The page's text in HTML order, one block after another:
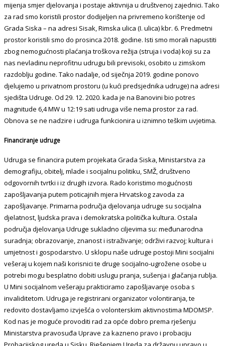
mijenja smjer djelovanja i postaje aktivnija u društvenoj zajednici. Tako
za rad smo koristili prostor dodijeljen na privremeno korištenje od
Grada Siska – na adresi Sisak, Rimska ulica (I. ulica) kbr. 6. Predmetni
prostor koristili smo do prosinca 2018. godine. Isti smo morali napustiti
zbog nemogućnosti plaćanja troškova režija (struja i voda) koji su za
nas nevladinu neprofitnu udrugu bili previsoki, osobito u zimskom
razdoblju godine. Tako nadalje, od siječnja 2019. godine ponovo
djelujemo u privatnom prostoru (u kući predsjednika udruge) na adresi
sjedišta Udruge. Od 29. 12. 2020. kada je na Banovini bio potres
magnitude 6,4 MW u 12:19 sati udruga više nema prostor za rad.
Obnova se ne nadzire i udruga funkcionira u iznimno teškim uvjetima.
Financiranje udruge
Udruga se financira putem projekata Grada Siska, Ministarstva za
demografiju, obitelj, mlade i socijalnu politiku, SMŽ, društveno
odgovornih tvrtki i iz drugih izvora. Rado koristimo mogućnosti
zapošljavanja putem poticajnih mjera Hrvatskog zavoda za
zapošljavanje. Primarna područja djelovanja udruge su socijalna
djelatnost, ljudska prava i demokratska politička kultura. Ostala
područja djelovanja Udruge sukladno ciljevima su: međunarodna
suradnja; obrazovanje, znanost i istraživanje; održivi razvoj; kultura i
umjetnost i gospodarstvo. U sklopu naše udruge postoji Mini socijalni
vešeraj u kojem naši korisnici te druge socijalno-ugrožene osobe u
potrebi mogu besplatno dobiti uslugu pranja, sušenja i glačanja rublja.
U Mini socijalnom vešeraju prakticiramo zapošljavanje osoba s
invaliditetom. Udruga je registrirani organizator volontiranja, te
redovito dostavljamo izvješća o volonterskim aktivnostima MDOMSP.
Kod nas je moguće provoditi rad za opće dobro prema rješenju
Ministarstva pravosuđa Uprave za kazneno pravo i probaciju